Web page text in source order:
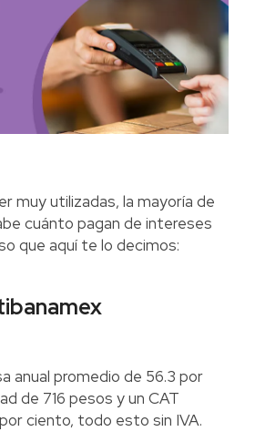
muy utilizadas, la mayoría de
cuánto pagan de intereses
que aquí te lo decimos:
anual promedio de 56.3 por
de 716 pesos y un CAT
ciento, todo esto sin IVA.